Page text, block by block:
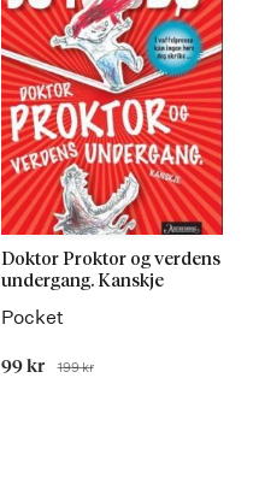
Doktor Proktor og verdens
undergang. Kanskje
Pocket
Tilbudspris
99 kr Før
199 kr